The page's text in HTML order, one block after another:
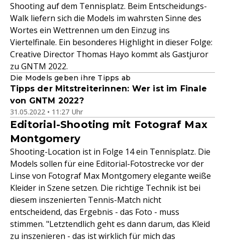
Shooting auf dem Tennisplatz. Beim Entscheidungs-
Walk liefern sich die Models im wahrsten Sinne des
Wortes ein Wettrennen um den Einzug ins
Viertelfinale. Ein besonderes Highlight in dieser Folge:
Creative Director Thomas Hayo kommt als Gastjuror
zu GNTM 2022.
Die Models geben ihre Tipps ab
Tipps der Mitstreiterinnen: Wer ist im Finale
von GNTM 2022?
31.05.2022 • 11:27 Uhr
Editorial-Shooting mit Fotograf Max
Montgomery
Shooting-Location ist in Folge 14 ein Tennisplatz. Die
Models sollen für eine Editorial-Fotostrecke vor der
Linse von Fotograf Max Montgomery elegante weiße
Kleider in Szene setzen. Die richtige Technik ist bei
diesem inszenierten Tennis-Match nicht
entscheidend, das Ergebnis - das Foto - muss
stimmen. "Letztendlich geht es dann darum, das Kleid
zu inszenieren - das ist wirklich für mich das